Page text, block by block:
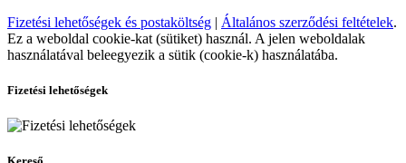
Fizetési lehetőségek és postaköltség | Általános szerződési feltételek.
Ez a weboldal cookie-kat (sütiket) használ. A jelen weboldalak
használatával beleegyezik a sütik (cookie-k) használatába.
Fizetési lehetőségek